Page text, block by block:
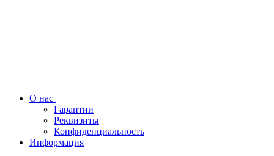
О нас
Гарантии
Реквизиты
Конфиденциальность
Информация